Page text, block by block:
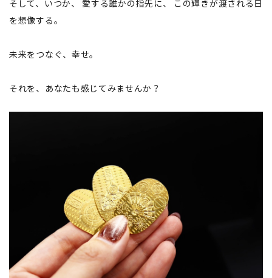
そして、いつか、 愛する誰かの指先に、 この輝きが渡される日
を想像する。
未来をつなぐ、幸せ。
それを、あなたも感じてみませんか？